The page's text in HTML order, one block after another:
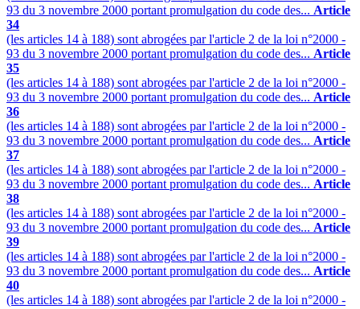
93 du 3 novembre 2000 portant promulgation du code des... Article
34
(les articles 14 à 188) sont abrogées par l'article 2 de la loi n°2000 -
93 du 3 novembre 2000 portant promulgation du code des... Article
35
(les articles 14 à 188) sont abrogées par l'article 2 de la loi n°2000 -
93 du 3 novembre 2000 portant promulgation du code des... Article
36
(les articles 14 à 188) sont abrogées par l'article 2 de la loi n°2000 -
93 du 3 novembre 2000 portant promulgation du code des... Article
37
(les articles 14 à 188) sont abrogées par l'article 2 de la loi n°2000 -
93 du 3 novembre 2000 portant promulgation du code des... Article
38
(les articles 14 à 188) sont abrogées par l'article 2 de la loi n°2000 -
93 du 3 novembre 2000 portant promulgation du code des... Article
39
(les articles 14 à 188) sont abrogées par l'article 2 de la loi n°2000 -
93 du 3 novembre 2000 portant promulgation du code des... Article
40
(les articles 14 à 188) sont abrogées par l'article 2 de la loi n°2000 -